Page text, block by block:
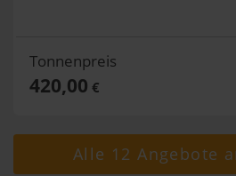
Tonnenpreis
420,00 €
Alle 12 Angebote